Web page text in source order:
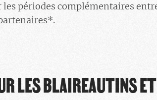
périodes complémentaires
LES BLAIREAUTINS